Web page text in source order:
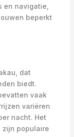
en navigatie,
beperkt
dat
biedt.
vaak
variëren
nacht. Het
zijn populaire